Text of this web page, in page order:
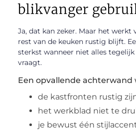
blikvanger
Ja, dat kan zeker. Maar het werkt
rest van de keuken rustig blijft.
sterkst wanneer niet alles
vraagt.
Een opvallende achterwand
de kastfronten rustig
het werkblad niet te
je bewust één